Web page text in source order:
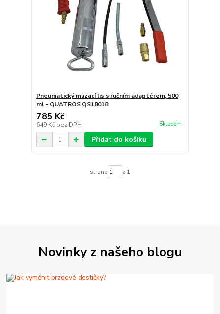
Pneumatický mazací lis s ručním adaptérem, 500
ml - QUATROS QS18018
785 Kč
649 Kč bez DPH Skladem
Přidat do košíku
strana z 1
Novinky z našeho blogu